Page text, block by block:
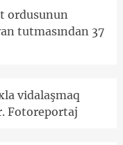
ordusunun
tutmasından 37
vidalaşmaq
Fotoreportaj